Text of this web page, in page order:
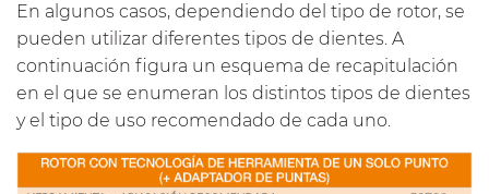
En algunos casos, dependiendo del tipo de rotor, se
pueden utilizar diferentes tipos de dientes. A
continuación figura un esquema de recapitulación
en el que se enumeran los distintos tipos de dientes
y el tipo de uso recomendado de cada uno.